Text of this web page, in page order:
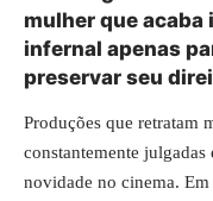
mulher que acaba
infernal apenas
preservar seu
Produções que retratam
constantemente julgadas
novidade no cinema.